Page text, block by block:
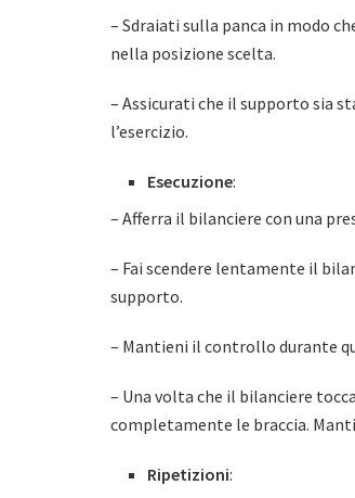
– Sdraiati sulla panca in modo
nella posizione scelta.
– Assicurati che il supporto sia
l’esercizio.
Esecuzione:
– Afferra il bilanciere con una
– Fai scendere lentamente il
supporto.
– Mantieni il controllo durante
– Una volta che il bilanciere
completamente le braccia.
Ripetizioni: